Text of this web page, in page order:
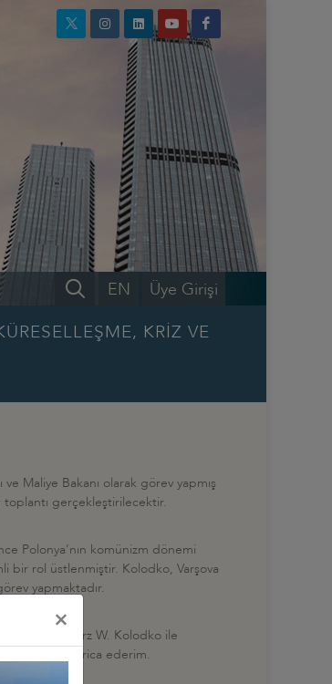
Üye Girişi
EN
KRİZ VE
Maliye Bakanı olarak görev yapmış
toplantı gerçekleştirilecektir.
Polonya’nın komünizm dönemi
bir rol üstlenmiştir. Kolodko, Varşova
yapmaktadır.
Grzegorz W. Kolodko ile
iletilmesini rica ederim.
×